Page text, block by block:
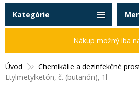
Úvod
Chemikálie a dezinfekčné
Etylmetylketón, č. (butanón), 1l
Kategórie
Nákup možný iba